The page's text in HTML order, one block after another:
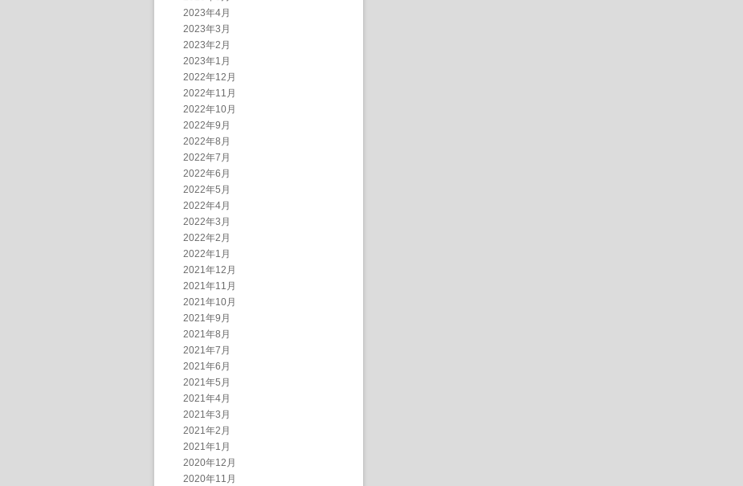
2023年4月
2023年3月
2023年2月
2023年1月
2022年12月
2022年11月
2022年10月
2022年9月
2022年8月
2022年7月
2022年6月
2022年5月
2022年4月
2022年3月
2022年2月
2022年1月
2021年12月
2021年11月
2021年10月
2021年9月
2021年8月
2021年7月
2021年6月
2021年5月
2021年4月
2021年3月
2021年2月
2021年1月
2020年12月
2020年11月